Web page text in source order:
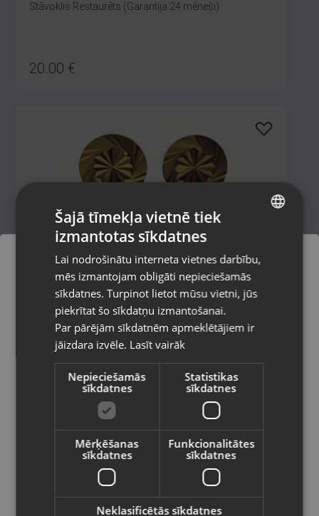
Stāvoklis Restaurēts (Garantija 24 mēneši)
20.00 €
Aproču pogas
Liepāja, Lielā iela 4
Stāvoklis Jauns (Garantija 24 mēneši)
9.00€
Labradorīta krelles
Pasūtījumi tiks piegādāti uz
izvēlēto valsti
Vietnes saturs būs attēlots izvēlētajā
valodā
Valsts
Latviešu / Latvian
RUSSIAN
Šajā tīmekļa vietnē tiek
izmantotas sīkdatnes
Lai nodrošinātu interneta vietnes darbību,
mēs izmantojam obligāti nepieciešamās
sīkdatnes. Turpinot lietot mūsu vietni, jūs
piekrītat šo sīkdatņu izmantošanai.
Par pārējām sīkdatnēm apmeklētājiem ir
jāizdara izvēle. Lasīt vairāk
Nepieciešamās
sīkdatnes
Statistikas
sīkdatnes
Mērķēšanas
sīkdatnes
Funkcionalitātes
sīkdatnes
Neklasificētās sīkdatnes